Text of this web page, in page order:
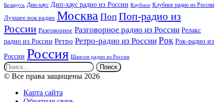
Беларусь Дип-хаус Дип-хаус радио из России Клубное Клубное радио из России
Лучшее рок радио МоскваПопПоп-радио из
России Разговорное Разговорное радио из России Релакс
радио из России Ретро Ретро-радио из России Рок Рок-радио из
России Россия Шансон радио из России
Найти:
© Все права защищены 2026
Карта сайта